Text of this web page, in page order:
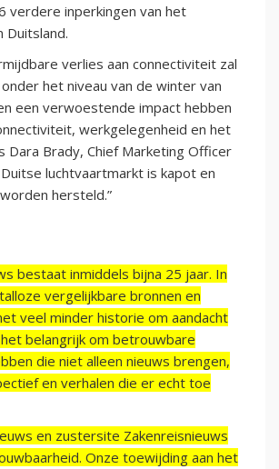
verdere inperkingen van het
Duitsland.
verlies aan connectiviteit zal
het niveau van de winter van
een verwoestende impact hebben
werkgelegenheid en het
Dara Brady, Chief Marketing Officer
Duitse luchtvaartmarkt is kapot en
hersteld.”
bestaat inmiddels bijna 25 jaar. In
vergelijkbare bronnen en
veel minder historie om aandacht
belangrijk om betrouwbare
die niet alleen nieuws brengen,
en verhalen die er echt toe
en zustersite Zakenreisnieuws
Onze toewijding aan het